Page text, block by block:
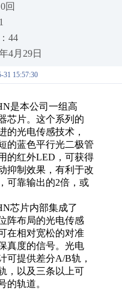
回
44
4月29日
31 15:57:30
是本公司一组高
芯片。这个系列的
的光电传感技术，
的蓝色平行光二极管
的红外LED，可获得
抑制效果，有利于改
可靠输出的2倍，或
芯片内部集成了
阵布局的光电传感
在相对宽松的对准
真度的信号。光电
可提供差分A/B轨，
，以及三条以上可
的轨道。